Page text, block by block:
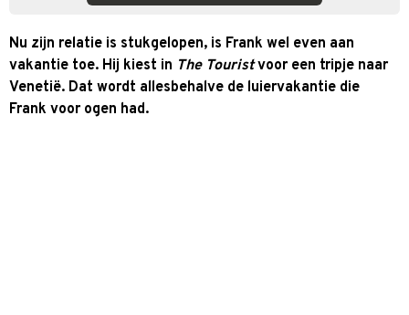
Nu zijn relatie is stukgelopen, is Frank wel even aan
vakantie toe. Hij kiest in The Touristvoor een tripje naar
Venetië. Dat wordt allesbehalve de luiervakantie die
Frank voor ogen had.